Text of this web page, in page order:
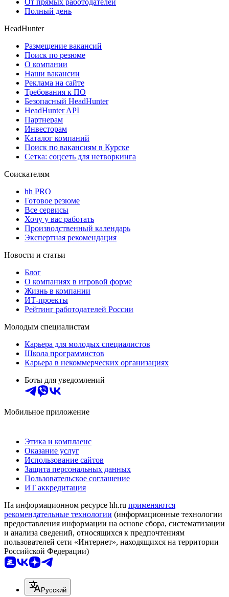
От прямых работодателей
Полный день
HeadHunter
Размещение вакансий
Поиск по резюме
О компании
Наши вакансии
Реклама на сайте
Требования к ПО
Безопасный HeadHunter
HeadHunter API
Партнерам
Инвесторам
Каталог компаний
Поиск по вакансиям в Курске
Сетка: соцсеть для нетворкинга
Соискателям
hh PRO
Готовое резюме
Все сервисы
Хочу у вас работать
Производственный календарь
Экспертная рекомендация
Новости и статьи
Блог
О компаниях в игровой форме
Жизнь в компании
ИТ-проекты
Рейтинг работодателей России
Молодым специалистам
Карьера для молодых специалистов
Школа программистов
Карьера в некоммерческих организациях
Боты для уведомлений
Мобильное приложение
Этика и комплаенс
Оказание услуг
Использование сайтов
Защита персональных данных
Пользовательское соглашение
ИТ аккредитация
На информационном ресурсе hh.ru применяются
рекомендательные технологии (информационные технологии
предоставления информации на основе сбора, систематизации
и анализа сведений, относящихся к предпочтениям
пользователей сети «Интернет», находящихся на территории
Российской Федерации)
Русский